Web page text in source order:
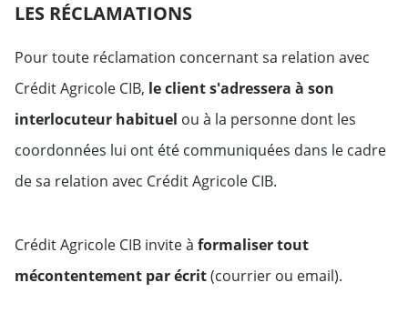
LES RÉCLAMATIONS
Pour toute réclamation concernant sa relation avec
Crédit Agricole CIB, le client s'adressera à son
interlocuteur habituel ou à la personne dont les
coordonnées lui ont été communiquées dans le cadre
de sa relation avec Crédit Agricole CIB.
Crédit Agricole CIB invite à formaliser tout
mécontentement par écrit(courrier ou email).